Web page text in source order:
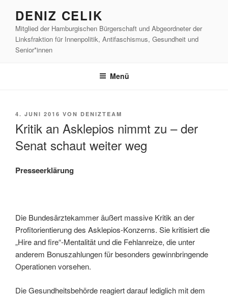
springen
DENIZ CELIK
Mitglied der Hamburgischen Bürgerschaft und Abgeordneter der
Linksfraktion für Innenpolitik, Antifaschismus, Gesundheit und
Senior*innen
Menü
VERÖFFENTLICHT
4. JUNI 2016 VON DENIZTEAM
Kritik an Asklepios nimmt zu – der
Senat schaut weiter weg
Presseerklärung
Die Bundesärztekammer äußert massive Kritik an der
Profitorientierung des Asklepios-Konzerns. Sie kritisiert die
„Hire and fire“-Mentalität und die Fehlanreize, die unter
anderem Bonuszahlungen für besonders gewinnbringende
Operationen vorsehen.
Die Gesundheitsbehörde reagiert darauf lediglich mit dem